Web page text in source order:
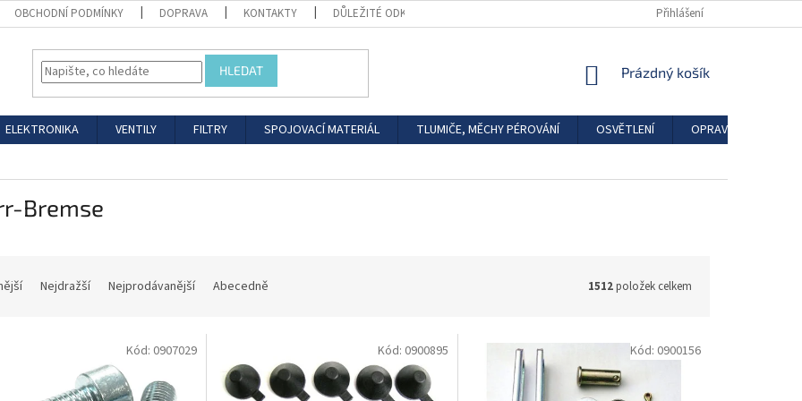
OBCHODNÍ PODMÍNKY DOPRAVA KONTAKTY DŮLEŽITÉ ODKAZY Přihlášení
HLEDAT
NÁKUPNÍ
Prázdný košík
ELEKTRONIKA VENTILY FILTRY SPOJOVACÍ MATERIÁL TLUMIČE, MĚCHY PÉROVÁNÍ OSVĚTLENÍ
OPRAVÁRENSKÉ
Bremse
Nejdražší Nejprodávanější Abecedně 1512položek celkem
Kód: 0907029 Kód: 0900895 Kód: 0900156